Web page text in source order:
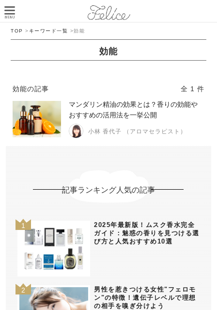
TOP > キーワード一覧 >効能
効能
効能の記事
全 1 件
マンダリン精油の効果とは？香りの効能や
おすすめの活用法を一挙公開
小林 香代子 （アロマセラピスト）
記事ランキング人気の記事
2025年最新版！ムスク香水完全
ガイド：魅惑の香りを見つける選
び方と人気おすすめ10選
男性を惹きつける女性"フェロモ
ン"の特徴！遺伝子レベルで理想
の相手を嗅ぎ分けよう